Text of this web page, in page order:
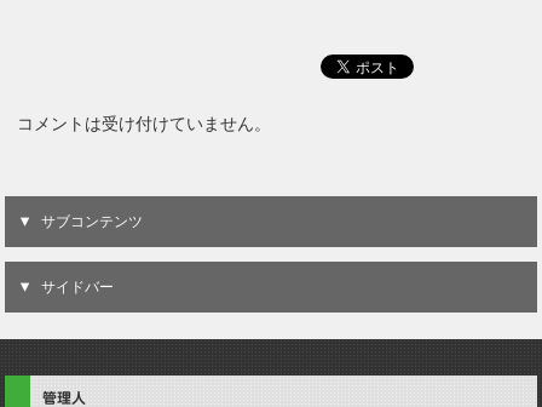
コメントは受け付けていません。
サブコンテンツ
サイドバー
管理人